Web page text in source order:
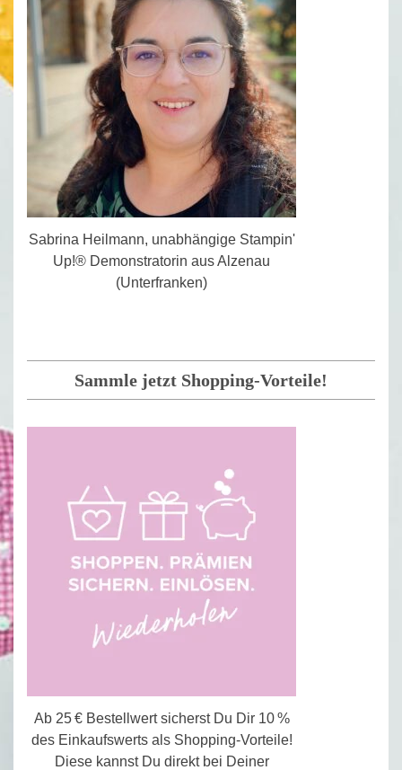
Sabrina Heilmann, unabhängige Stampin'
Up!® Demonstratorin aus Alzenau
(Unterfranken)
Sammle jetzt Shopping-Vorteile!
Ab 25 € Bestellwert sicherst Du Dir 10 %
des Einkaufswerts als Shopping-Vorteile!
Diese kannst Du direkt bei Deiner